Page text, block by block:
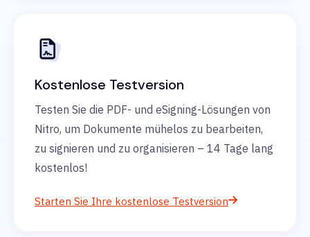
Kostenlose Testversion
Testen Sie die PDF- und eSigning-Lösungen von
Nitro, um Dokumente mühelos zu bearbeiten,
zu signieren und zu organisieren – 14 Tage lang
kostenlos!
Starten Sie Ihre kostenlose Testversion